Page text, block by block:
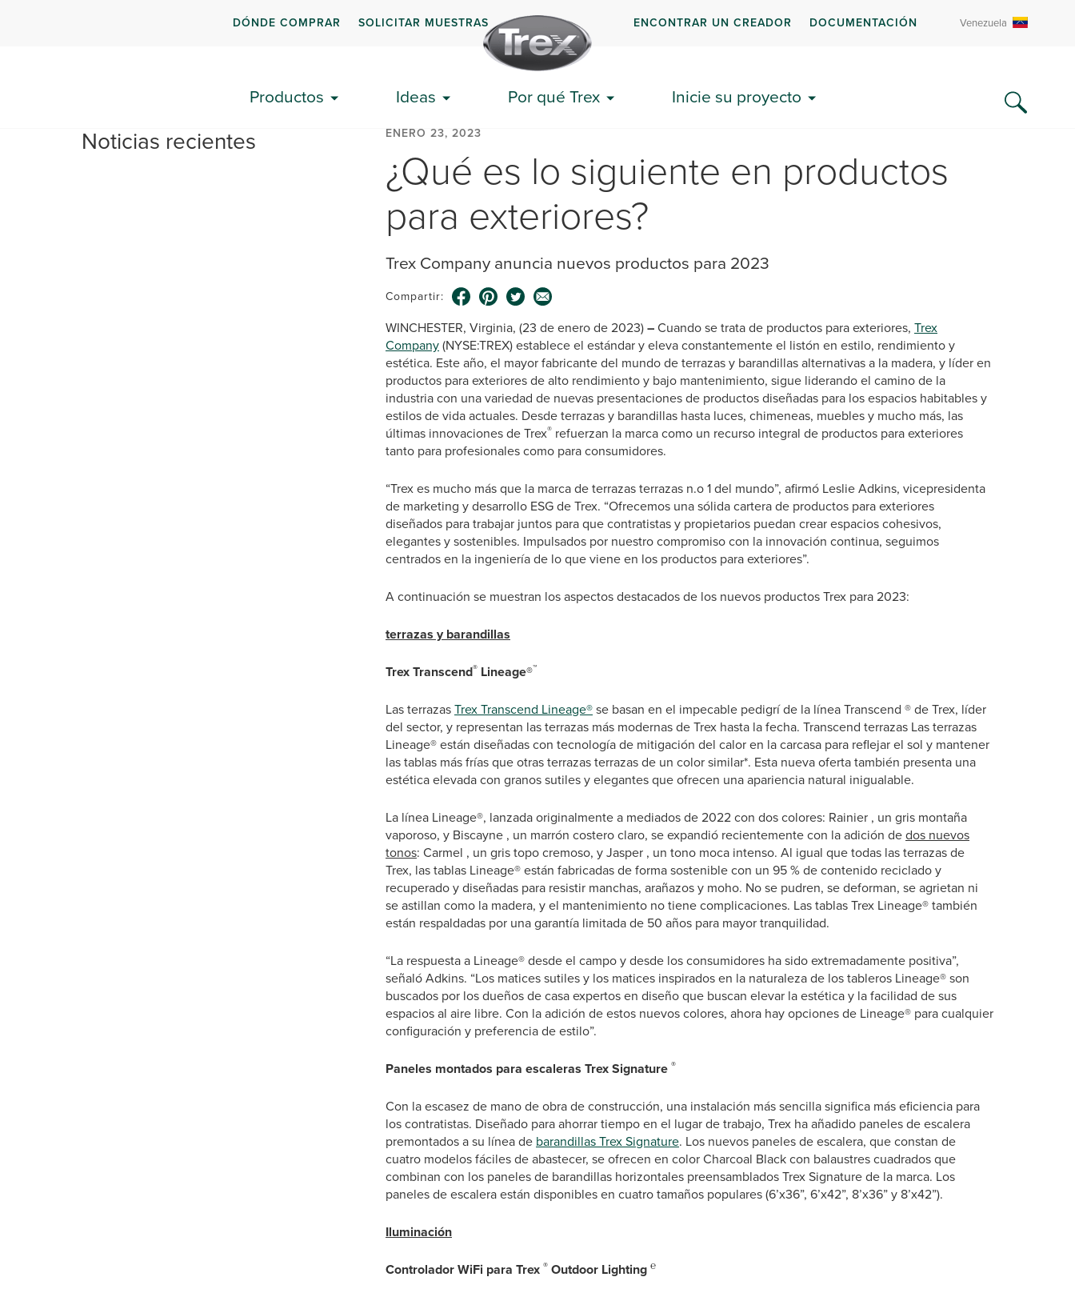
DÓNDE COMPRAR SOLICITAR MUESTRAS ENCONTRAR UN CREADOR DOCUMENTACIÓN Venezuela
Productos Ideas Por qué Trex Inicie su proyecto
Noticias recientes ENERO 23, 2023
¿Qué es lo siguiente en productos
para exteriores?
Trex Company anuncia nuevos productos para 2023
Compartir:
WINCHESTER, Virginia, (23 de enero de 2023)–Cuando se trata de productos para exteriores, Trex
Company(NYSE:TREX) establece el estándar y eleva constantemente el listón en estilo, rendimiento y
estética. Este año, el mayor fabricante del mundo de terrazas y barandillas alternativas a la madera, y líder en
productos para exteriores de alto rendimiento y bajo mantenimiento, sigue liderando el camino de la
industria con una variedad de nuevas presentaciones de productos diseñadas para los espacios habitables y
estilos de vida actuales. Desde terrazas y barandillas hasta luces, chimeneas, muebles y mucho más, las
últimas innovaciones de Trex® refuerzan la marca como un recurso integral de productos para exteriores
tanto para profesionales como para consumidores.
“Trex es mucho más que la marca de terrazas terrazas n.o 1 del mundo”, afirmó Leslie Adkins, vicepresidenta
de marketing y desarrollo ESG de Trex. “Ofrecemos una sólida cartera de productos para exteriores
diseñados para trabajar juntos para que contratistas y propietarios puedan crear espacios cohesivos,
elegantes y sostenibles. Impulsados por nuestro compromiso con la innovación continua, seguimos
centrados en la ingeniería de lo que viene en los productos para exteriores”.
A continuación se muestran los aspectos destacados de los nuevos productos Trex para 2023:
terrazas y barandillas
Trex Transcend® Lineage®™
Las terrazasTrex Transcend Lineage®se basan en el impecable pedigrí de la línea Transcend ® de Trex, líder
del sector, y representan las terrazas más modernas de Trex hasta la fecha. Transcend terrazas Las terrazas
Lineage® están diseñadas con tecnología de mitigación del calor en la carcasa para reflejar el sol y mantener
las tablas más frías que otras terrazas terrazas de un color similar*. Esta nueva oferta también presenta una
estética elevada con granos sutiles y elegantes que ofrecen una apariencia natural inigualable.
La línea Lineage®, lanzada originalmente a mediados de 2022 con dos colores: Rainier , un gris montaña
vaporoso, y Biscayne , un marrón costero claro, se expandió recientemente con la adición dedos nuevos
tonos: Carmel , un gris topo cremoso, y Jasper , un tono moca intenso. Al igual que todas las terrazas de
Trex, las tablas Lineage® están fabricadas de forma sostenible con un 95 % de contenido reciclado y
recuperado y diseñadas para resistir manchas, arañazos y moho. No se pudren, se deforman, se agrietan ni
se astillan como la madera, y el mantenimiento no tiene complicaciones. Las tablas Trex Lineage® también
están respaldadas por una garantía limitada de 50 años para mayor tranquilidad.
“La respuesta a Lineage® desde el campo y desde los consumidores ha sido extremadamente positiva”,
señaló Adkins. “Los matices sutiles y los matices inspirados en la naturaleza de los tableros Lineage® son
buscados por los dueños de casa expertos en diseño que buscan elevar la estética y la facilidad de sus
espacios al aire libre. Con la adición de estos nuevos colores, ahora hay opciones de Lineage® para cualquier
configuración y preferencia de estilo”.
Paneles montados para escaleras Trex Signature ®
Con la escasez de mano de obra de construcción, una instalación más sencilla significa más eficiencia para
los contratistas. Diseñado para ahorrar tiempo en el lugar de trabajo, Trex ha añadido paneles de escalera
premontados a su línea de barandillas Trex Signature. Los nuevos paneles de escalera, que constan de
cuatro modelos fáciles de abastecer, se ofrecen en color Charcoal Black con balaustres cuadrados que
combinan con los paneles de barandillas horizontales preensamblados Trex Signature de la marca. Los
paneles de escalera están disponibles en cuatro tamaños populares (6’x36”, 6’x42”, 8’x36” y 8’x42”).
Iluminación
Controlador WiFi para Trex ® Outdoor Lighting ℮